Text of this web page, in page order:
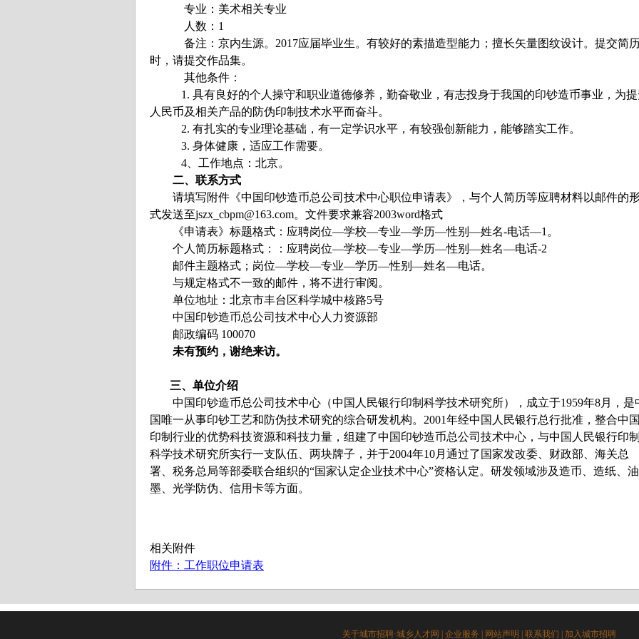
专业：美术相关专业
人数：1
备注：京内生源。2017应届毕业生。有较好的素描造型能力；擅长矢量图纹设计。提交简
时，请提交作品集。
其他条件：
1. 具有良好的个人操守和职业道德修养，勤奋敬业，有志投身于我国的印钞造币事业，为
人民币及相关产品的防伪印制技术水平而奋斗。
2. 有扎实的专业理论基础，有一定学识水平，有较强创新能力，能够踏实工作。
3. 身体健康，适应工作需要。
4、工作地点：北京。
二、联系方式
请填写附件《中国印钞造币总公司技术中心职位申请表》，与个人简历等应聘材料以邮件的
式发送至jszx_cbpm@163.com。文件要求兼容2003word格式
《申请表》标题格式：应聘岗位—学校—专业—学历—性别—姓名-电话—1。
个人简历标题格式：：应聘岗位—学校—专业—学历—性别—姓名—电话-2
邮件主题格式；岗位—学校—专业—学历—性别—姓名—电话。
与规定格式不一致的邮件，将不进行审阅。
单位地址：北京市丰台区科学城中核路5号
中国印钞造币总公司技术中心人力资源部
邮政编码 100070
未有预约，谢绝来访。
三、单位介绍
中国印钞造币总公司技术中心（中国人民银行印制科学技术研究所），成立于1959年8月，是
国唯一从事印钞工艺和防伪技术研究的综合研发机构。2001年经中国人民银行总行批准，整合中国
印制行业的优势科技资源和科技力量，组建了中国印钞造币总公司技术中心，与中国人民银行印制
科学技术研究所实行一支队伍、两块牌子，并于2004年10月通过了国家发改委、财政部、海关总
署、税务总局等部委联合组织的“国家认定企业技术中心”资格认定。研发领域涉及造币、造纸、油
墨、光学防伪、信用卡等方面。
相关附件
附件：工作职位申请表
关于城市招聘·城乡人才网 企业服务 网站声明 联系我们 加入城市招聘